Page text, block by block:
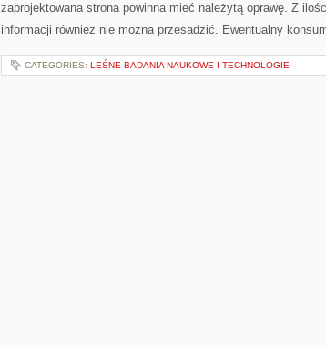
zaprojektowana strona powinna mieć należytą oprawę. Z
informacji również nie można przesadzić. Ewentualny
CATEGORIES: LEŚNE BADANIA NAUKOWE I TECHNOLOGIE